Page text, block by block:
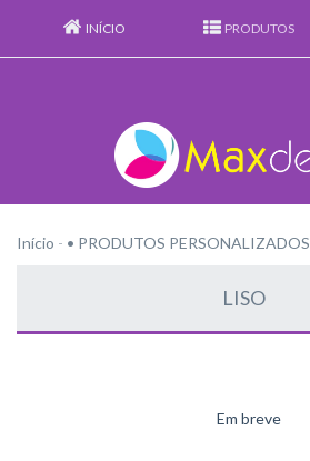
INÍCIO PRODUTOS
Início - • PRODUTOS PERSONALIZADOS
LISO
Em breve